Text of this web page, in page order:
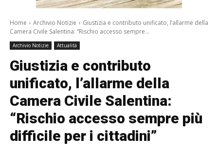
Home Archivio Notizie
Giustizia e contributo unificato, l’allarme della
Camera Civile Salentina: “Rischio accesso sempre...
Archivio Notizie Attualità
Giustizia e contributo
unificato, l’allarme della
Camera Civile Salentina:
“Rischio accesso sempre più
difficile per i cittadini”